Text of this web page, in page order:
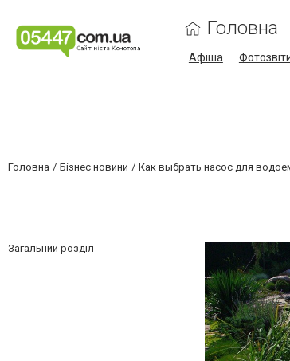
Головна
Афіша
Головна Бізнес новини Как выбрать насос для
Загальний розділ